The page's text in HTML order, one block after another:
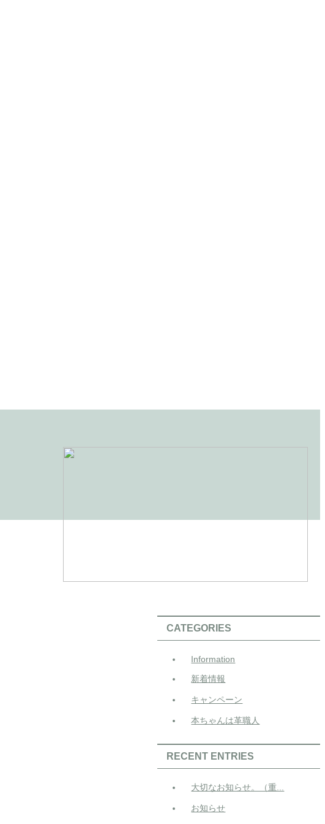
CATEGORIES
Information
新着情報
キャンペーン
本ちゃんは革職人
RECENT ENTRIES
大切なお知らせ。（重...
お知らせ